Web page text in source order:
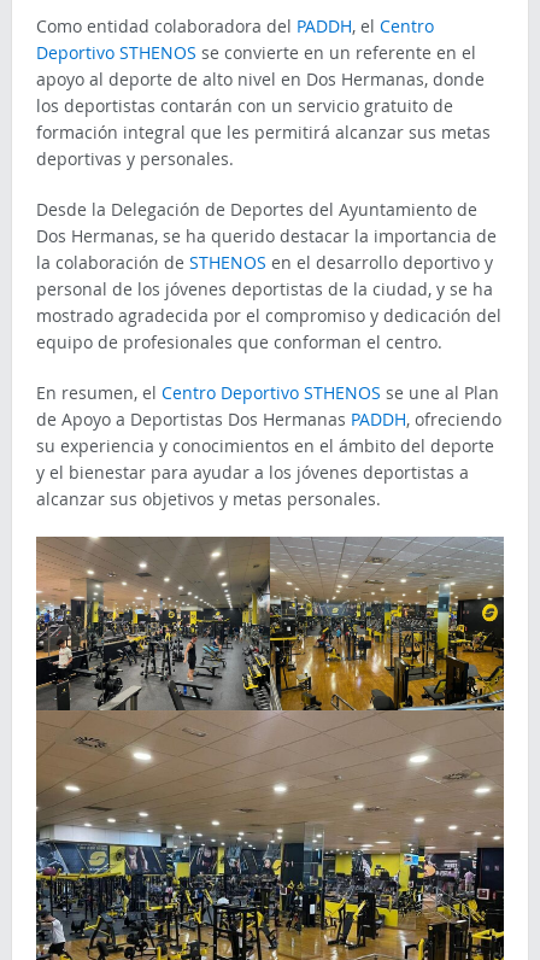
Como entidad colaboradora del PADDH, el Centro
Deportivo STHENOS se convierte en un referente en el
apoyo al deporte de alto nivel en Dos Hermanas, donde
los deportistas contarán con un servicio gratuito de
formación integral que les permitirá alcanzar sus metas
deportivas y personales.
Desde la Delegación de Deportes del Ayuntamiento de
Dos Hermanas, se ha querido destacar la importancia de
la colaboración de STHENOS en el desarrollo deportivo y
personal de los jóvenes deportistas de la ciudad, y se ha
mostrado agradecida por el compromiso y dedicación del
equipo de profesionales que conforman el centro.
En resumen, el Centro Deportivo STHENOS se une al Plan
de Apoyo a Deportistas Dos Hermanas PADDH, ofreciendo
su experiencia y conocimientos en el ámbito del deporte
y el bienestar para ayudar a los jóvenes deportistas a
alcanzar sus objetivos y metas personales.